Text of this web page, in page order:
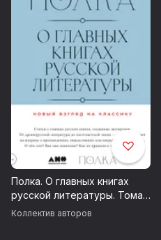
Полка. О главных книгах
русской литературы. Тома
3, 4
Коллектив авторов